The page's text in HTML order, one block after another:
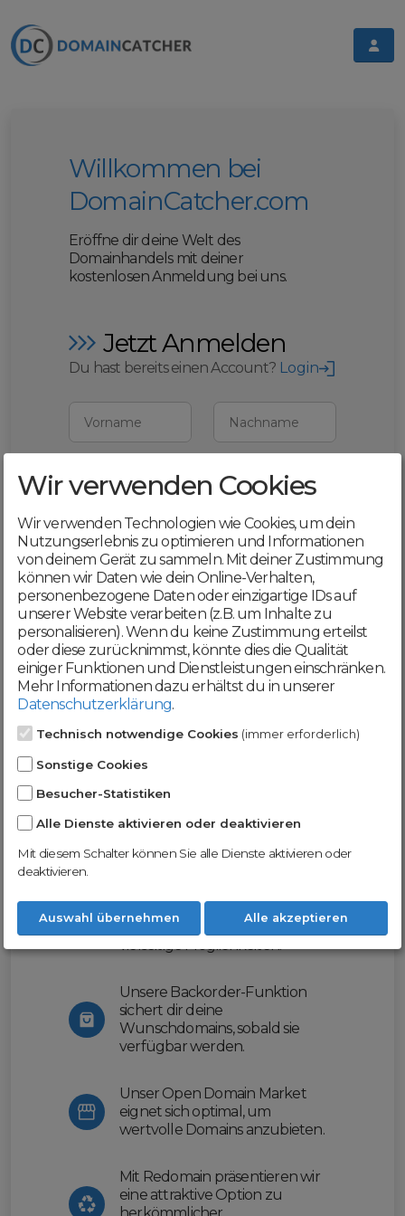
Willkommen bei
DomainCatcher.com
Eröffne dir deine Welt des
Domainhandels mit deiner
kostenlosen Anmeldung bei uns.
Jetzt Anmelden
Du hast bereits einen Account? Login
Vorname Nachname
E-Mail
Mit deiner Registrierung bestätigst du,
dass du dieAGBund
Datenschutzerklärung akzeptierst
Weiter
Werde jetzt Teil der
DomainCatcher-
Community!
Nutze unsere Erfahrung und profitiere
erleichtern wir dir den
Domainhandel und bieten dir
vielseitige Möglichkeiten.
Unsere Backorder-Funktion
sichert dir deine
Wunschdomains, sobald sie
verfügbar werden.
Unser Open Domain Market
eignet sich optimal, um
wertvolle Domains anzubieten.
Mit Redomain präsentieren wir
eine attraktive Option zu
Wir verwenden Cookies
Wir verwenden Technologien wie Cookies, um dein
Nutzungserlebnis zu optimieren und Informationen
von deinem Gerät zu sammeln. Mit deiner Zustimmung
können wir Daten wie dein Online-Verhalten,
personenbezogene Daten oder einzigartige IDs auf
unserer Website verarbeiten (z.B. um Inhalte zu
personalisieren). Wenn du keine Zustimmung erteilst
oder diese zurücknimmst, könnte dies die Qualität
einiger Funktionen und Dienstleistungen einschränken.
Mehr Informationen dazu erhältst du in unserer
Datenschutzerklärung.
Technisch notwendige Cookies (immer erforderlich)
Sonstige Cookies
Besucher-Statistiken
Alle Dienste aktivieren oder deaktivieren
Mit diesem Schalter können Sie alle Dienste aktivieren oder
deaktivieren.
Auswahl übernehmen Alle akzeptieren